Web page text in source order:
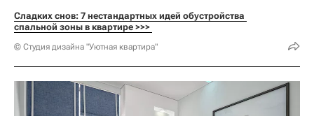
Сладких снов: 7 нестандартных идей обустройства
спальной зоны в квартире >>>
© Студия дизайна "Уютная квартира"